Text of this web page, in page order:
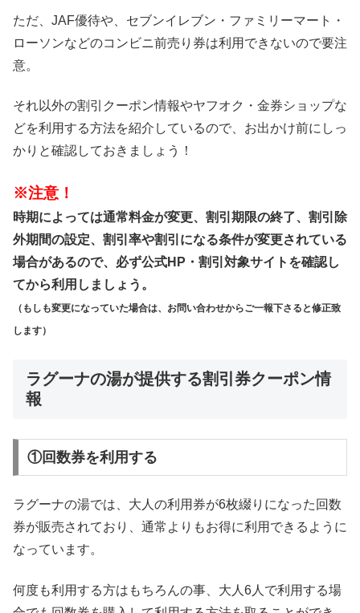
ただ、JAF優待や、セブンイレブン・ファミリーマート・
ローソンなどのコンビニ前売り券は利用できないので要注
意。
それ以外の割引クーポン情報やヤフオク・金券ショップな
どを利用する方法を紹介しているので、お出かけ前にしっ
かりと確認しておきましょう！
※注意！
時期によっては通常料金が変更、割引期限の終了、割引除
外期間の設定、割引率や割引になる条件が変更されている
場合があるので、必ず公式HP・割引対象サイトを確認し
てから利用しましょう。
（もしも変更になっていた場合は、お問い合わせからご一報下さると修正致
します）
ラグーナの湯が提供する割引券クーポン情
報
①回数券を利用する
ラグーナの湯では、大人の利用券が6枚綴りになった回数
券が販売されており、通常よりもお得に利用できるように
なっています。
何度も利用する方はもちろんの事、大人6人で利用する場